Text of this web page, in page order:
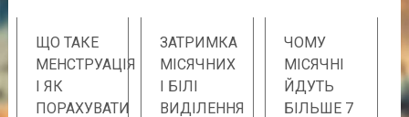
ЩО ТАКЕ
МЕНСТРУАЦІЯ
І ЯК
ПОРАХУВАТИ
ЗАТРИМКА
МІСЯЧНИХ
І БІЛІ
ВИДІЛЕННЯ
ЧОМУ
МІСЯЧНІ
ЙДУТЬ
БІЛЬШЕ 7